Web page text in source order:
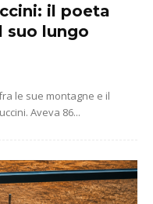
il poeta
suo lungo
le sue montagne e il
Aveva 86...